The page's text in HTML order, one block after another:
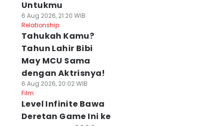
Untukmu
6 Aug 2026, 21:20 WIB
Relationship
Tahukah Kamu?
Tahun Lahir Bibi
May MCU Sama
dengan Aktrisnya!
6 Aug 2026, 20:02 WIB
Film
Level Infinite Bawa
Deretan Game Ini ke